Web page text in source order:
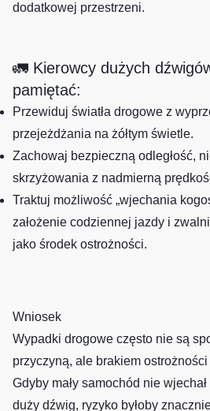
dodatkowej przestrzeni.
🚛 Kierowcy dużych
pamiętać:
Przewiduj światła drogowe z
przejeżdżania na żółtym świetle.
Zachowaj bezpieczną odległość,
skrzyżowania z nadmierną
Traktuj możliwość „wjechania
założenie codziennej jazdy i
jako środek ostrożności.
Wniosek
Wypadki drogowe często nie są
przyczyną, ale brakiem ostrożności
Gdyby mały samochód nie
duży dźwig, ryzyko byłoby